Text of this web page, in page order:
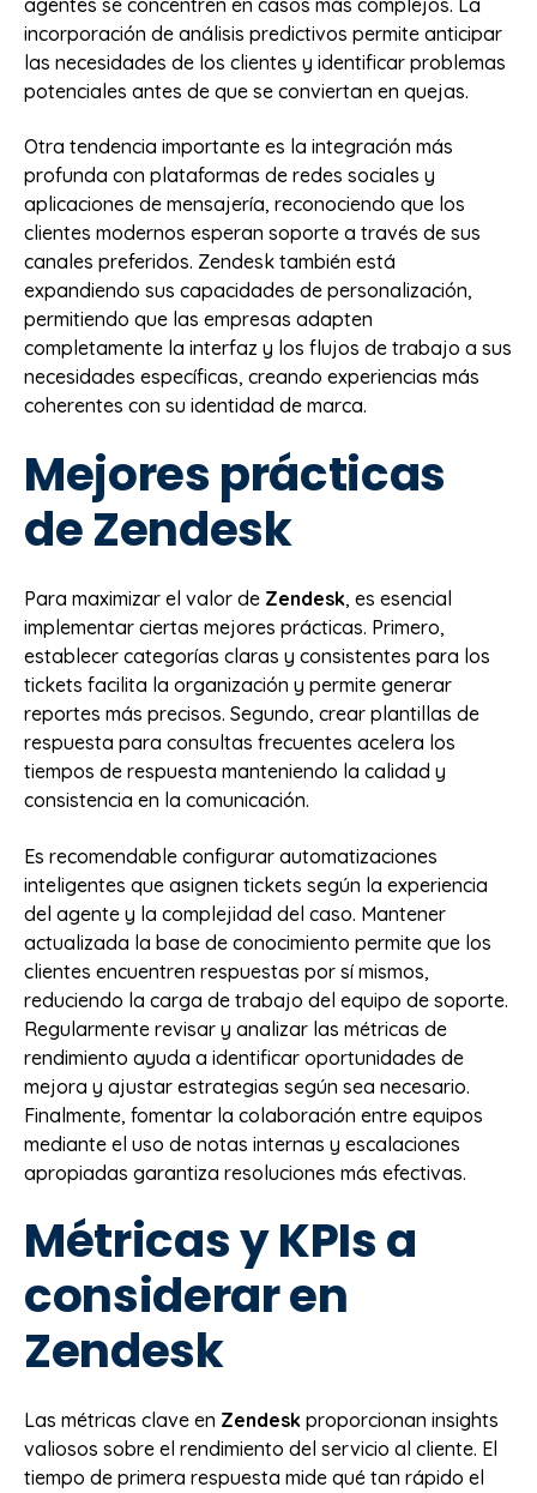
agentes se concentren en casos más complejos. La
incorporación de análisis predictivos permite anticipar
las necesidades de los clientes y identificar problemas
potenciales antes de que se conviertan en quejas.
Otra tendencia importante es la integración más
profunda con plataformas de redes sociales y
aplicaciones de mensajería, reconociendo que los
clientes modernos esperan soporte a través de sus
canales preferidos. Zendesk también está
expandiendo sus capacidades de personalización,
permitiendo que las empresas adapten
completamente la interfaz y los flujos de trabajo a sus
necesidades específicas, creando experiencias más
coherentes con su identidad de marca.
Mejores prácticas
de Zendesk
Para maximizar el valor de Zendesk, es esencial
implementar ciertas mejores prácticas. Primero,
establecer categorías claras y consistentes para los
tickets facilita la organización y permite generar
reportes más precisos. Segundo, crear plantillas de
respuesta para consultas frecuentes acelera los
tiempos de respuesta manteniendo la calidad y
consistencia en la comunicación.
Es recomendable configurar automatizaciones
inteligentes que asignen tickets según la experiencia
del agente y la complejidad del caso. Mantener
actualizada la base de conocimiento permite que los
clientes encuentren respuestas por sí mismos,
reduciendo la carga de trabajo del equipo de soporte.
Regularmente revisar y analizar las métricas de
rendimiento ayuda a identificar oportunidades de
mejora y ajustar estrategias según sea necesario.
Finalmente, fomentar la colaboración entre equipos
mediante el uso de notas internas y escalaciones
apropiadas garantiza resoluciones más efectivas.
Métricas y KPIs a
considerar en
Zendesk
Las métricas clave en Zendesk proporcionan insights
valiosos sobre el rendimiento del servicio al cliente. El
tiempo de primera respuesta mide qué tan rápido el